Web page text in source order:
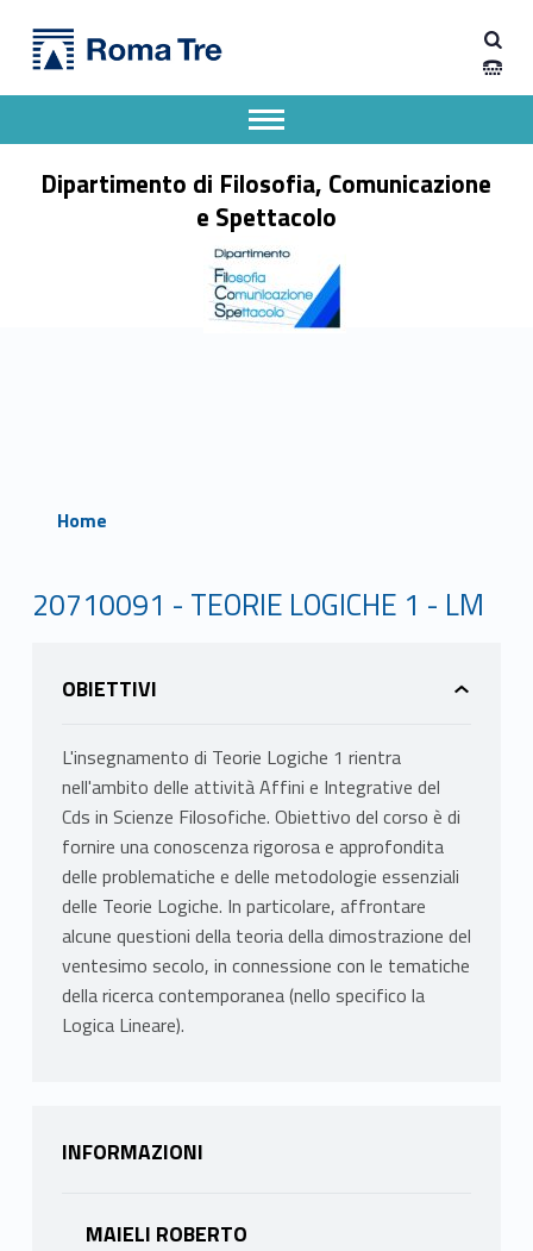
Dipartimento di Filosofia, Comunicazione e Spettacolo
Dipartimento di Filosofia, Comunicazione
e Spettacolo
Apri il menu secondario
Header info sidebar
Home
20710091 - TEORIE LOGICHE 1 - LM
OBIETTIVI
L'insegnamento di Teorie Logiche 1 rientra
nell'ambito delle attività Affini e Integrative del
Cds in Scienze Filosofiche. Obiettivo del corso è di
fornire una conoscenza rigorosa e approfondita
delle problematiche e delle metodologie essenziali
delle Teorie Logiche. In particolare, affrontare
alcune questioni della teoria della dimostrazione del
ventesimo secolo, in connessione con le tematiche
della ricerca contemporanea (nello specifico la
Logica Lineare).
INFORMAZIONI
MAIELI ROBERTO